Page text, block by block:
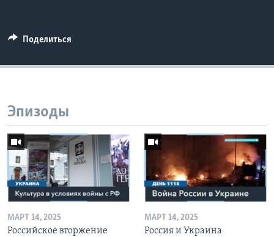
Поделиться
Эпизоды
МАРТ 14, 2025
Российское вторжение
МАРТ 14, 2025
Россия и Украина